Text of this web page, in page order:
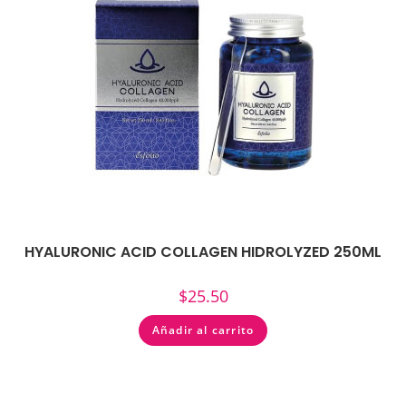
HYALURONIC ACID COLLAGEN HIDROLYZED 250ML
$25.50
Añadir al carrito